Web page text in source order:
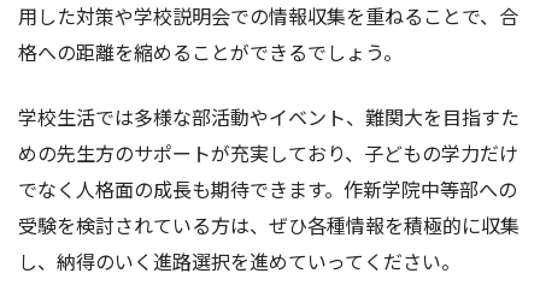
用した対策や学校説明会での情報収集を重ねることで、合
格への距離を縮めることができるでしょう。
学校生活では多様な部活動やイベント、難関大を目指すた
めの先生方のサポートが充実しており、子どもの学力だけ
でなく人格面の成長も期待できます。作新学院中等部への
受験を検討されている方は、ぜひ各種情報を積極的に収集
し、納得のいく進路選択を進めていってください。